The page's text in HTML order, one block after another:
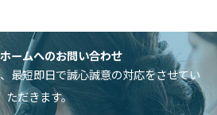
ームへのお問い合わせ
最短即日で誠心誠意の対応をさせてい
ただきます。